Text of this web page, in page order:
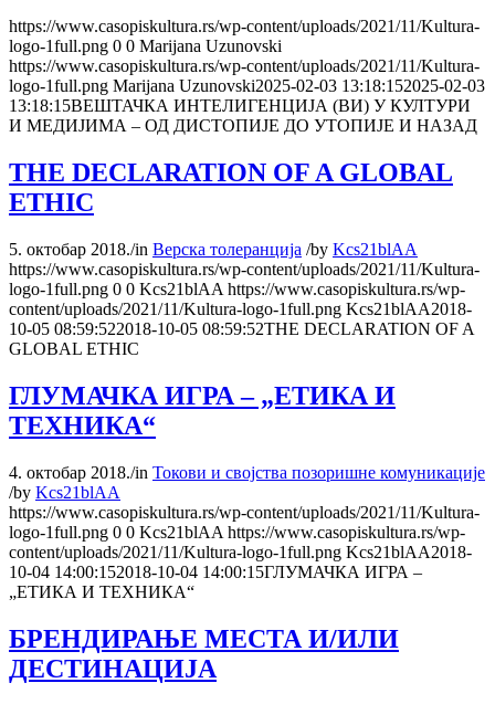
https://www.casopiskultura.rs/wp-content/uploads/2021/11/Kultura-
logo-1full.png 0 0 Marijana Uzunovski
https://www.casopiskultura.rs/wp-content/uploads/2021/11/Kultura-
logo-1full.png Marijana Uzunovski2025-02-03 13:18:152025-02-03
13:18:15ВЕШТАЧКА ИНТЕЛИГЕНЦИЈА (ВИ) У КУЛТУРИ
И МЕДИЈИМА – ОД ДИСТОПИЈЕ ДО УТОПИЈЕ И НАЗАД
THE DECLARATION OF A GLOBAL
ETHIC
5. октобар 2018./in Верска толеранција /by Kcs21blAA
https://www.casopiskultura.rs/wp-content/uploads/2021/11/Kultura-
logo-1full.png 0 0 Kcs21blAA https://www.casopiskultura.rs/wp-
content/uploads/2021/11/Kultura-logo-1full.png Kcs21blAA2018-
10-05 08:59:522018-10-05 08:59:52THE DECLARATION OF A
GLOBAL ETHIC
ГЛУМАЧКА ИГРА – „ЕТИКА И
ТЕХНИКА“
4. октобар 2018./in Токови и својства позоришне комуникације
/by Kcs21blAA
https://www.casopiskultura.rs/wp-content/uploads/2021/11/Kultura-
logo-1full.png 0 0 Kcs21blAA https://www.casopiskultura.rs/wp-
content/uploads/2021/11/Kultura-logo-1full.png Kcs21blAA2018-
10-04 14:00:152018-10-04 14:00:15ГЛУМАЧКА ИГРА –
„ЕТИКА И ТЕХНИКА“
БРЕНДИРАЊЕ МЕСТА И/ИЛИ
ДЕСТИНАЦИЈА